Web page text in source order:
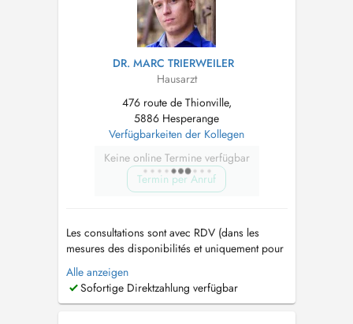
DR. MARC TRIERWEILER
Hausarzt
476 route de Thionville,
5886 Hesperange
Verfügbarkeiten der Kollegen
Keine online Termine verfügbar
Termin per Anruf
Les consultations sont avec RDV (dans les
mesures des disponibilités et uniquement pour
les patients connus, merci de votre
compréhension). En cas d'urgence n'hésitez
pas de me contacter par mail:
Alle anzeigen
Sofortige Direktzahlung verfügbar